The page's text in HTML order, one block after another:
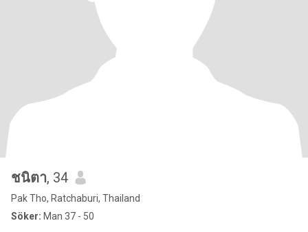
ชนิตา, 34
Pak Tho, Ratchaburi, Thailand
Söker: Man 37 - 50